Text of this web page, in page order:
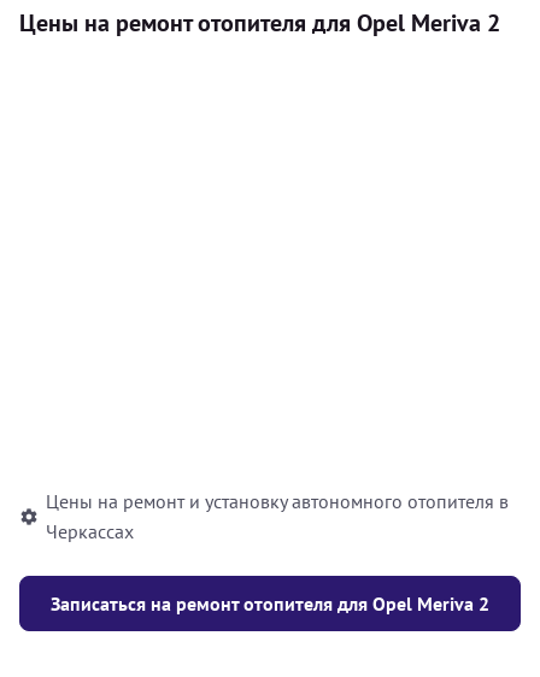
Цены на ремонт отопителя для Opel Meriva 2
Цены на ремонт и установку автономного отопителя в
Черкассах
Записаться на ремонт отопителя для Opel Meriva 2